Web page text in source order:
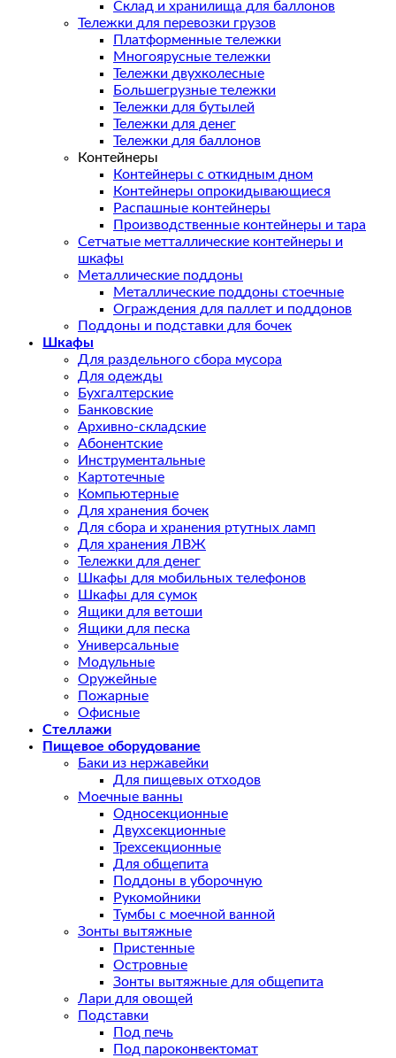
Склад и хранилища для баллонов
Тележки для перевозки грузов
Платформенные тележки
Многоярусные тележки
Тележки двухколесные
Большегрузные тележки
Тележки для бутылей
Тележки для денег
Тележки для баллонов
Контейнеры
Контейнеры с откидным дном
Контейнеры опрокидывающиеся
Распашные контейнеры
Производственные контейнеры и тара
Сетчатые метталлические контейнеры и
шкафы
Металлические поддоны
Металлические поддоны стоечные
Ограждения для паллет и поддонов
Поддоны и подставки для бочек
Шкафы
Для раздельного сбора мусора
Для одежды
Бухгалтерские
Банковские
Архивно-складские
Абонентские
Инструментальные
Картотечные
Компьютерные
Для хранения бочек
Для сбора и хранения ртутных ламп
Для хранения ЛВЖ
Тележки для денег
Шкафы для мобильных телефонов
Шкафы для сумок
Ящики для ветоши
Ящики для песка
Универсальные
Модульные
Оружейные
Пожарные
Офисные
Стеллажи
Пищевое оборудование
Баки из нержавейки
Для пищевых отходов
Моечные ванны
Односекционные
Двухсекционные
Трехсекционные
Для общепита
Поддоны в уборочную
Рукомойники
Тумбы с моечной ванной
Зонты вытяжные
Пристенные
Островные
Зонты вытяжные для общепита
Лари для овощей
Подставки
Под печь
Под пароконвектомат